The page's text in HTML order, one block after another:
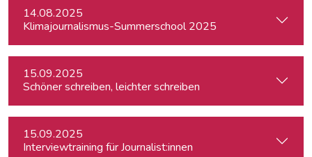
14.08.2025
Klimajournalismus-Summerschool 2025
15.09.2025
Schöner schreiben, leichter schreiben
15.09.2025
Interviewtraining für Journalist:innen